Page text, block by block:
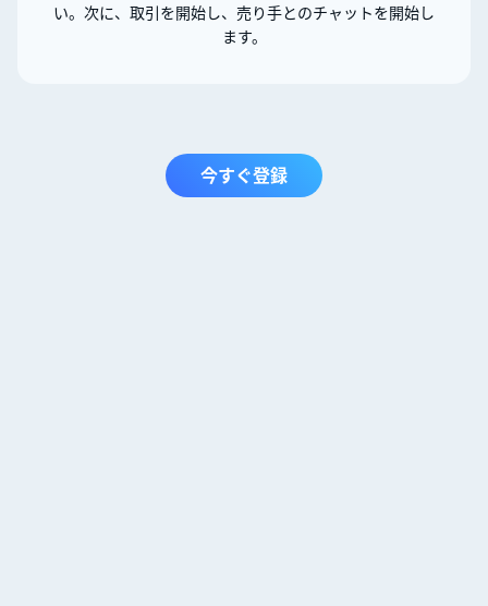
い。次に、取引を開始し、売り手とのチャットを開始し
ます。
今すぐ登録